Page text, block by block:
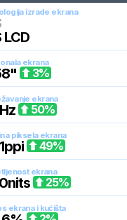
izrade ekrana
LCD
ekrana
" 3%
ekrana
Hz 50%
piksela ekrana
ppi 49%
ekrana
nits 25%
ekrana i kućišta